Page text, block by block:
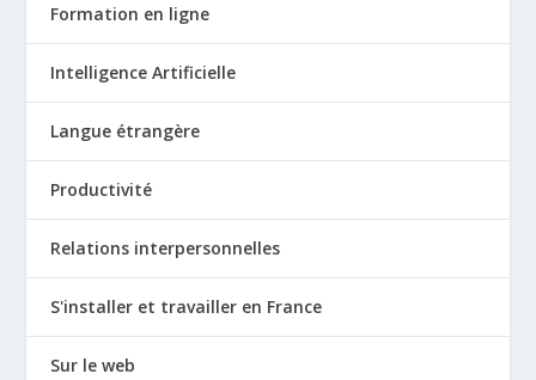
Formation en ligne
Intelligence Artificielle
Langue étrangère
Productivité
Relations interpersonnelles
S'installer et travailler en France
Sur le web